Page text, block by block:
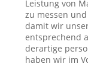
Leistung von
zu messen
damit wir
entsprechend
derartige
haben wir im